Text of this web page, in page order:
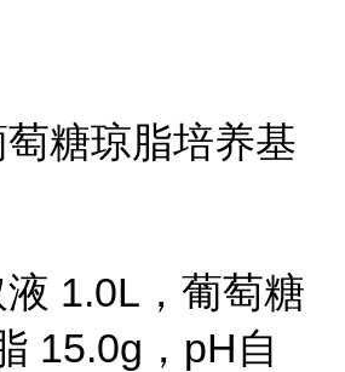
糖琼脂培养基
1.0L，葡萄糖
15.0g，pH自